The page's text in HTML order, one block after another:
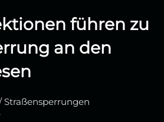
führen zu
an den
Straßensperrungen